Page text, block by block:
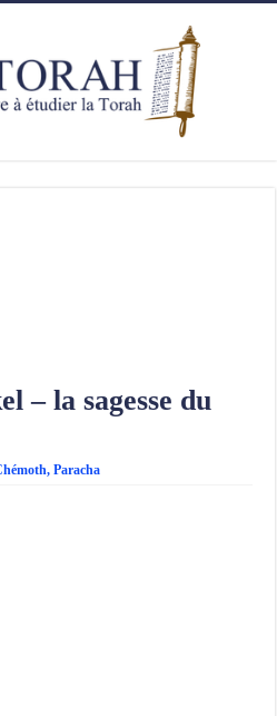
– la sagesse du
,Paracha